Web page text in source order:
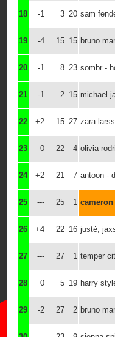
18 -1 3 20 sam
19 -4 15 15 bruno
20 -1 8 23 sombr -
21 -1 2 15 michael
22 +2 15 27 zara
23 0 22 4 olivia
24 +2 21 7 antoon -
25 --- 25 1
26 +4 22 16 justė,
27 --- 27 1 temper
28 0 5 19 harry
29 -2 27 2 bruno